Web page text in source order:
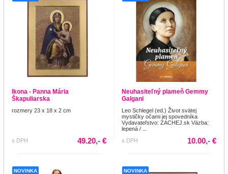
Ikona - Panna Mária
Škapuliarska
rozmery 23 x 18 x 2 cm
s DPH 49.20,- €
Neuhasiteľný plameň Gemmy
Galgani
Leo Schlegel (ed.) Život svätej
mystičky očami jej spovedníka
Vydavateľstvo: ZACHEJ.sk Väzba:
lepená / ...
s DPH
10.00,- €
NOVINKA NOVINKA